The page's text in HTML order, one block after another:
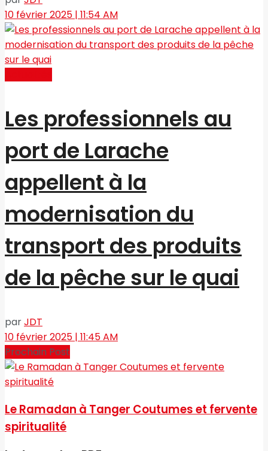
10 février 2025 | 11:54 AM
Les professionnels au
port de Larache
appellent à la
modernisation du
transport des produits
de la pêche sur le quai
parJDT
10 février 2025 | 11:45 AM
Prochain Post
Le Ramadan à Tanger Coutumes et fervente
spiritualité